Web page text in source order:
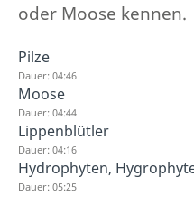
oder Moose kennen.
Pilze
Dauer: 04:46
Moose
Dauer: 04:44
Lippenblütler
Dauer: 04:16
Hydrophyten,
Dauer: 05:25